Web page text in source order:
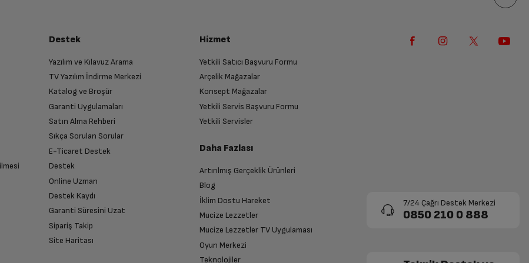
Destek
Yazılım ve Kılavuz Arama
TV Yazılım İndirme Merkezi
Katalog ve Broşür
Garanti Uygulamaları
Satın Alma Rehberi
Sıkça Sorulan Sorular
E-Ticaret Destek
Destek
Online Uzman
Destek Kaydı
Garanti Süresini Uzat
Sipariş Takip
Site Haritası
Hizmet
Yetkili Satıcı Başvuru Formu
Arçelik Mağazalar
Konsept Mağazalar
Yetkili Servis Başvuru Formu
Yetkili Servisler
Daha Fazlası
Artırılmış Gerçeklik Ürünleri
Blog
İklim Dostu Hareket
Mucize Lezzetler
Mucize Lezzetler TV Uygulaması
Oyun Merkezi
Teknolojiler
7/24 Çağrı Destek Merkezi
0850 210 0 888